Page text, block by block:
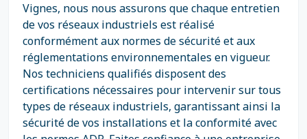
Vignes, nous nous assurons que chaque entretien
de vos réseaux industriels est réalisé
conformément aux normes de sécurité et aux
réglementations environnementales en vigueur.
Nos techniciens qualifiés disposent des
certifications nécessaires pour intervenir sur tous
types de réseaux industriels, garantissant ainsi la
sécurité de vos installations et la conformité avec